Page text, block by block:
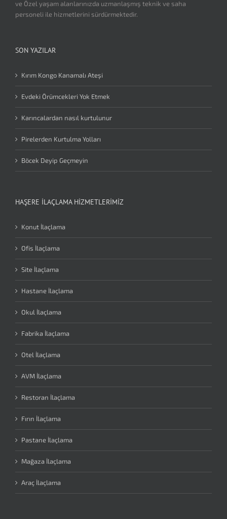
ve Özel yaşam alanlarınızda uzmanlaşmış teknik ve saha
personeli ile hizmetlerini sürdürmektedir.
SON YAZILAR
Kırım Kongo Kanamalı Ateşi
Evdeki Örümcekleri Yok Etmek
Karıncalardan nasıl kurtulunur
Pirelerden Kurtulma Yolları
Böcek Deyip Geçmeyin
HAŞERE İLAÇLAMA HIZMETLERIMIZ
Konut İlaçlama
Ofis İlaçlama
Site İlaçlama
Hastane İlaçlama
Okul İlaçlama
Fabrika İlaçlama
Otel İlaçlama
AVM İlaçlama
Restoran İlaçlama
Fırın İlaçlama
Pastane İlaçlama
Mağaza İlaçlama
Araç İlaçlama